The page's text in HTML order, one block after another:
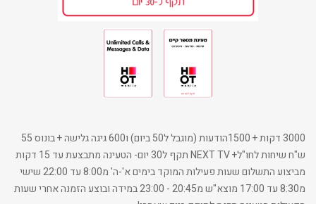
3000 דקות + 1500הודעות (מוגבל ל50 ביום) ו600 גיגה גלישה + בונוס 55
ש"ח שיחות לחו"ל+ NEXT TV תקף ל30 יום- הטעינה מתבצעת עד 15 דקות
מביצוע התשלום שעות פעילות המוקד בימים א'-ה' מ8:00 עד 22:00 שישי
מ8:30 עד 17:00 מוצא"ש מ20:45 - 23:00 במידה ובוצע הזמנה אחרי שעות